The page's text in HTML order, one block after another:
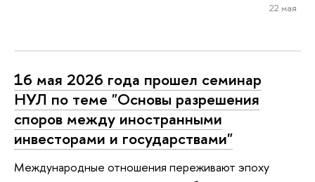
22 мая
16 мая 2026 года прошел семинар
НУЛ по теме "Основы разрешения
споров между иностранными
инвесторами и государствами"
Международные отношения переживают эпоху